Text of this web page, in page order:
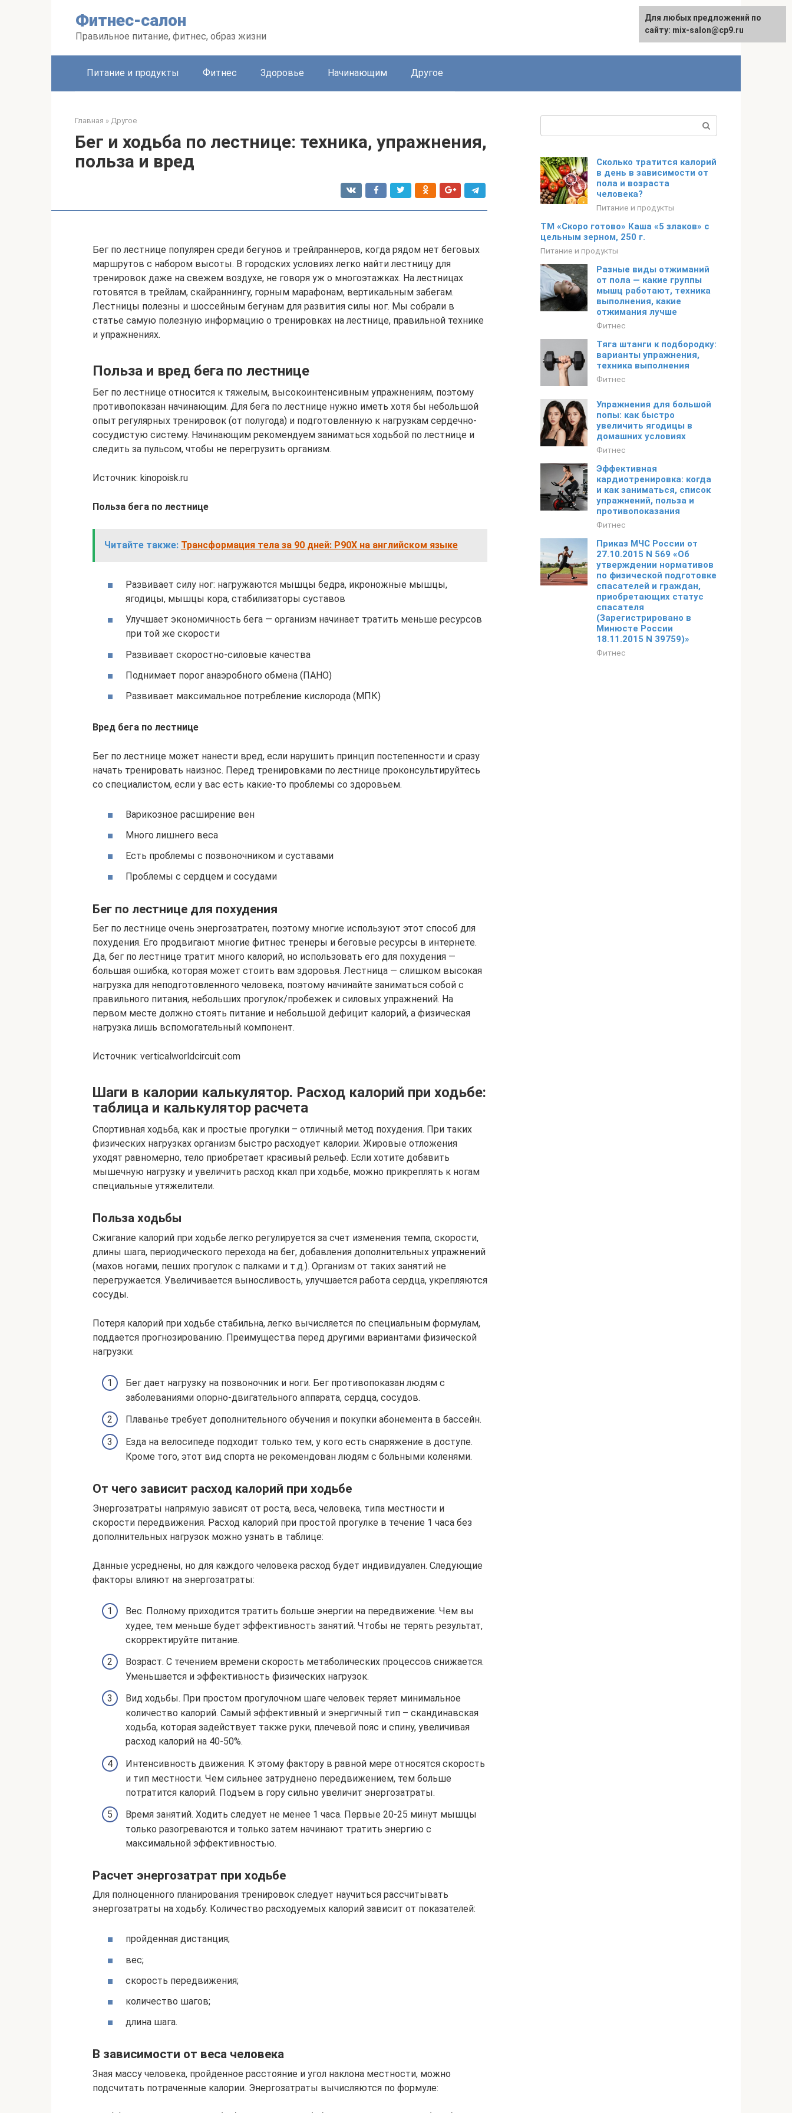
Фитнес-салон
Правильное питание, фитнес, образ жизни
Питание и продукты Фитнес Здоровье Начинающим Другое
Главная » Другое
Бег и ходьба по лестнице: техника, упражнения,
польза и вред
Бег по лестнице популярен среди бегунов и трейлраннеров, когда рядом нет беговых
маршрутов с набором высоты. В городских условиях легко найти лестницу для
тренировок даже на свежем воздухе, не говоря уж о многоэтажках. На лестницах
готовятся в трейлам, скайраннингу, горным марафонам, вертикальным забегам.
Лестницы полезны и шоссейным бегунам для развития силы ног. Мы собрали в
статье самую полезную информацию о тренировках на лестнице, правильной технике
и упражнениях.
Польза и вред бега по лестнице
Бег по лестнице относится к тяжелым, высокоинтенсивным упражнениям, поэтому
противопоказан начинающим. Для бега по лестнице нужно иметь хотя бы небольшой
опыт регулярных тренировок (от полугода) и подготовленную к нагрузкам сердечно-
сосудистую систему. Начинающим рекомендуем заниматься ходьбой по лестнице и
следить за пульсом, чтобы не перегрузить организм.
Источник: kinopoisk.ru
Польза бега по лестнице
Читайте также: Трансформация тела за 90 дней: P90X на английском языке
Развивает силу ног: нагружаются мышцы бедра, икроножные мышцы,
ягодицы, мышцы кора, стабилизаторы суставов
Улучшает экономичность бега — организм начинает тратить меньше ресурсов
при той же скорости
Развивает скоростно-силовые качества
Поднимает порог анаэробного обмена (ПАНО)
Развивает максимальное потребление кислорода (МПК)
Вред бега по лестнице
Бег по лестнице может нанести вред, если нарушить принцип постепенности и сразу
начать тренировать наизнос. Перед тренировками по лестнице проконсультируйтесь
со специалистом, если у вас есть какие-то проблемы со здоровьем.
Варикозное расширение вен
Много лишнего веса
Есть проблемы с позвоночником и суставами
Проблемы с сердцем и сосудами
Бег по лестнице для похудения
Бег по лестнице очень энергозатратен, поэтому многие используют этот способ для
похудения. Его продвигают многие фитнес тренеры и беговые ресурсы в интернете.
Да, бег по лестнице тратит много калорий, но использовать его для похудения —
большая ошибка, которая может стоить вам здоровья. Лестница — слишком высокая
нагрузка для неподготовленного человека, поэтому начинайте заниматься собой с
правильного питания, небольших прогулок/пробежек и силовых упражнений. На
первом месте должно стоять питание и небольшой дефицит калорий, а физическая
нагрузка лишь вспомогательный компонент.
Источник: verticalworldcircuit.com
Шаги в калории калькулятор. Расход калорий при ходьбе:
таблица и калькулятор расчета
Спортивная ходьба, как и простые прогулки – отличный метод похудения. При таких
физических нагрузках организм быстро расходует калории. Жировые отложения
уходят равномерно, тело приобретает красивый рельеф. Если хотите добавить
мышечную нагрузку и увеличить расход ккал при ходьбе, можно прикреплять к ногам
специальные утяжелители.
Польза ходьбы
Сжигание калорий при ходьбе легко регулируется за счет изменения темпа, скорости,
длины шага, периодического перехода на бег, добавления дополнительных упражнений
(махов ногами, пеших прогулок с палками и т.д.). Организм от таких занятий не
перегружается. Увеличивается выносливость, улучшается работа сердца, укрепляются
сосуды.
Потеря калорий при ходьбе стабильна, легко вычисляется по специальным формулам,
поддается прогнозированию. Преимущества перед другими вариантами физической
нагрузки:
Бег дает нагрузку на позвоночник и ноги. Бег противопоказан людям с
заболеваниями опорно-двигательного аппарата, сердца, сосудов.
Плаванье требует дополнительного обучения и покупки абонемента в бассейн.
Езда на велосипеде подходит только тем, у кого есть снаряжение в доступе.
Кроме того, этот вид спорта не рекомендован людям с больными коленями.
От чего зависит расход калорий при ходьбе
Энергозатраты напрямую зависят от роста, веса, человека, типа местности и
скорости передвижения. Расход калорий при простой прогулке в течение 1 часа без
дополнительных нагрузок можно узнать в таблице:
Данные усреднены, но для каждого человека расход будет индивидуален. Следующие
факторы влияют на энергозатраты:
Вес. Полному приходится тратить больше энергии на передвижение. Чем вы
худее, тем меньше будет эффективность занятий. Чтобы не терять результат,
скорректируйте питание.
Возраст. С течением времени скорость метаболических процессов снижается.
Уменьшается и эффективность физических нагрузок.
Вид ходьбы. При простом прогулочном шаге человек теряет минимальное
количество калорий. Самый эффективный и энергичный тип – скандинавская
ходьба, которая задействует также руки, плечевой пояс и спину, увеличивая
расход калорий на 40-50%.
Интенсивность движения. К этому фактору в равной мере относятся скорость
и тип местности. Чем сильнее затруднено передвижением, тем больше
потратится калорий. Подъем в гору сильно увеличит энергозатраты.
Время занятий. Ходить следует не менее 1 часа. Первые 20-25 минут мышцы
только разогреваются и только затем начинают тратить энергию с
максимальной эффективностью.
Расчет энергозатрат при ходьбе
Для полноценного планирования тренировок следует научиться рассчитывать
энергозатраты на ходьбу. Количество расходуемых калорий зависит от показателей:
пройденная дистанция;
вес;
скорость передвижения;
количество шагов;
длина шага.
В зависимости от веса человека
Зная массу человека, пройденное расстояние и угол наклона местности, можно
подсчитать потраченные калории. Энергозатраты вычисляются по формуле:
Сколько тратится калорий
в день в зависимости от
пола и возраста
человека?
Питание и продукты
ТМ «Скоро готово» Каша «5 злаков» с
цельным зерном, 250 г.
Питание и продукты
Разные виды отжиманий
от пола — какие группы
мышц работают, техника
выполнения, какие
отжимания лучше
Фитнес
Тяга штанги к подбородку:
варианты упражнения,
техника выполнения
Фитнес
Упражнения для большой
попы: как быстро
увеличить ягодицы в
домашних условиях
Фитнес
Эффективная
кардиотренировка: когда
и как заниматься, список
упражнений, польза и
противопоказания
Фитнес
Приказ МЧС России от
27.10.2015 N 569 «Об
утверждении нормативов
по физической подготовке
спасателей и граждан,
приобретающих статус
спасателя
(Зарегистрировано в
Минюсте России
18.11.2015 N 39759)»
Фитнес
Для любых предложений по
сайту: mix-salon@cp9.ru